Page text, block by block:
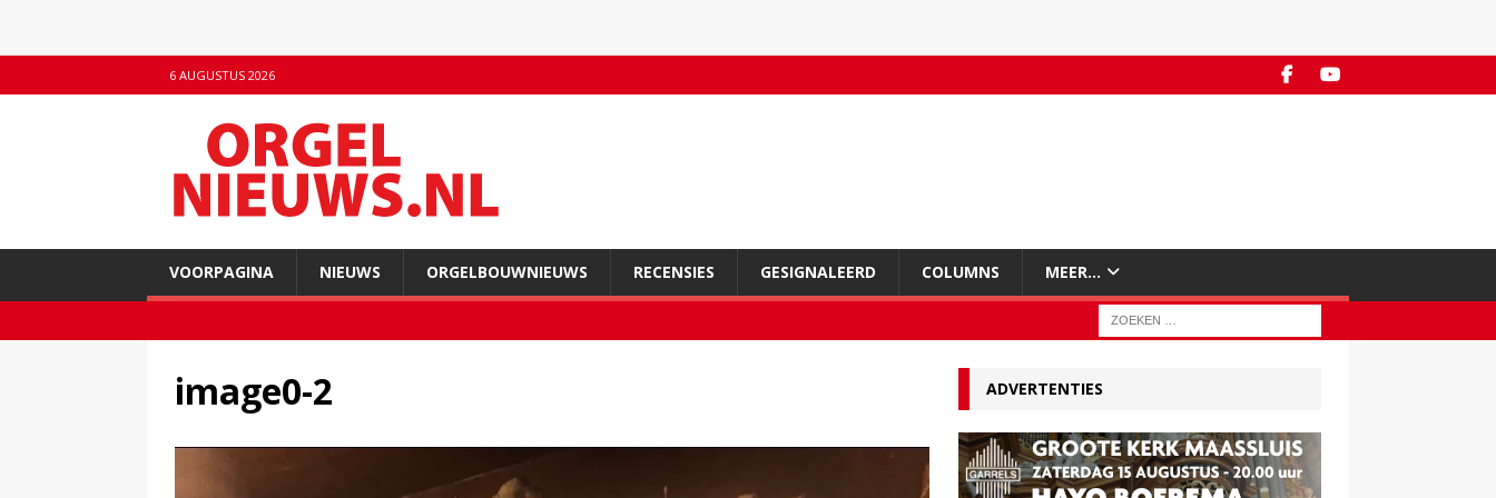
6 AUGUSTUS 2026
VOORPAGINA NIEUWS ORGELBOUWNIEUWS RECENSIES GESIGNALEERD COLUMNS MEER…
image0-2 ADVERTENTIES